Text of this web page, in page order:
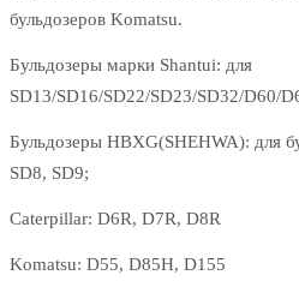
бульдозеров Komatsu.
Бульдозеры марки Shantui: для
SD13/SD16/SD22/SD23/SD32/D60/
Бульдозеры HBXG(SHEHWA): для
SD8, SD9;
Caterpillar: D6R, D7R, D8R
Komatsu: D55, D85H, D155